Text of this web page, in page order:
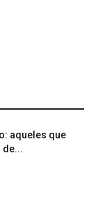
aqueles que
de...